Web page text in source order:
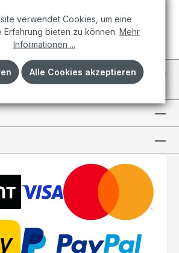
verwendet Cookies, um eine
Erfahrung bieten zu können. Mehr
Informationen ...
Alle Cookies akzeptieren